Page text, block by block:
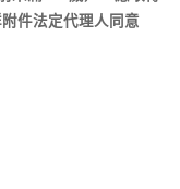
件法定代理人同意